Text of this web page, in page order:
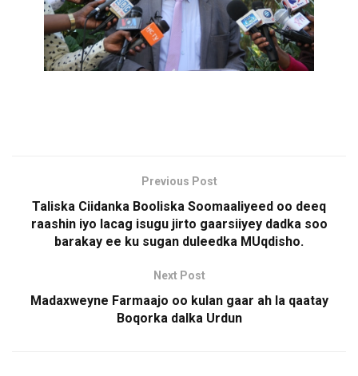
Previous Post
Taliska Ciidanka Booliska Soomaaliyeed oo deeq
raashin iyo lacag isugu jirto gaarsiiyey dadka soo
barakay ee ku sugan duleedka MUqdisho.
Next Post
Madaxweyne Farmaajo oo kulan gaar ah la qaatay
Boqorka dalka Urdun